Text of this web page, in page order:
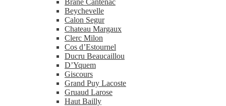
Brane Cantenac
Beychevelle
Calon Segur
Chateau Margaux
Clerc Milon
Cos d’Estournel
Ducru Beaucaillou
D’Yquem
Giscours
Grand Puy Lacoste
Gruaud Larose
Haut Bailly